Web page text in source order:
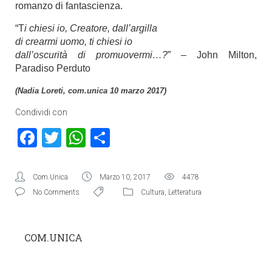
romanzo di fantascienza.
“Ti chiesi io, Creatore, dall’argilla
di crearmi uomo, ti chiesi io
dall’oscurità di promuovermi…?” – John Milton,
Paradiso Perduto
(Nadia Loreti, com.unica 10 marzo 2017)
Condividi con
Facebook
TwitterWhatsApp
Com.Unica Marzo 10, 2017
4478
No Comments
Cultura, Letteratura
COM.UNICA